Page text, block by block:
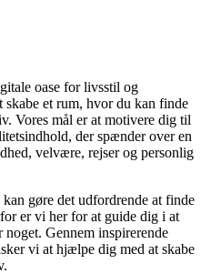
oase for livsstil og
et rum, hvor du kan finde
Vores mål er at motivere dig til
der spænder over en
velvære, rejser og personlig
gøre det udfordrende at finde
er vi her for at guide dig i at
Gennem inspirerende
vi at hjælpe dig med at skabe